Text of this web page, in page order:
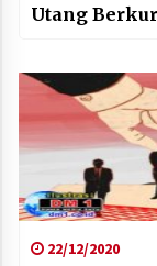
Utang
22/12/2020